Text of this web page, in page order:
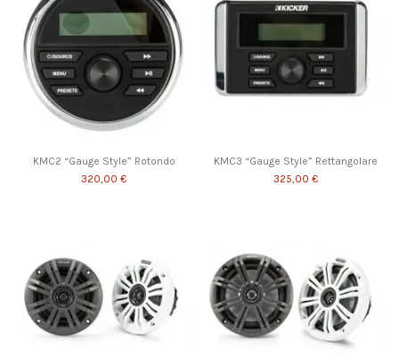
KMC2 “Gauge Style” Rotondo
320,00 €
KMC3 “Gauge Style” Rettangolare
325,00 €